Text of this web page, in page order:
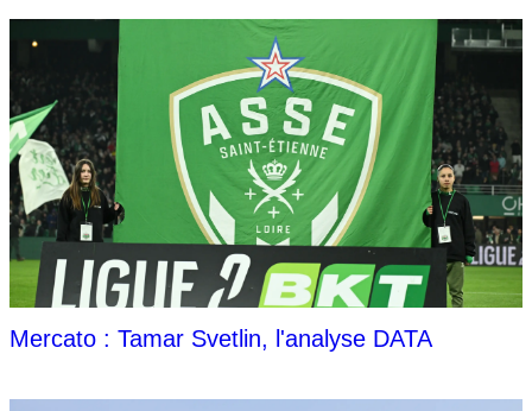
Mercato : Tamar Svetlin, l'analyse DATA